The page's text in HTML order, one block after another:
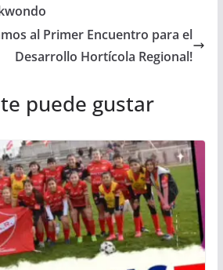
al Primer Encuentro para el
Desarrollo Hortícola Regional!
puede gustar